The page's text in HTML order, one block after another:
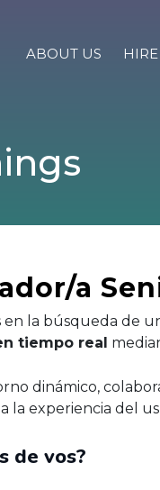
ABOUT US
a
en la búsqueda de
tiempo real
dinámico,
la experiencia del
de vos?